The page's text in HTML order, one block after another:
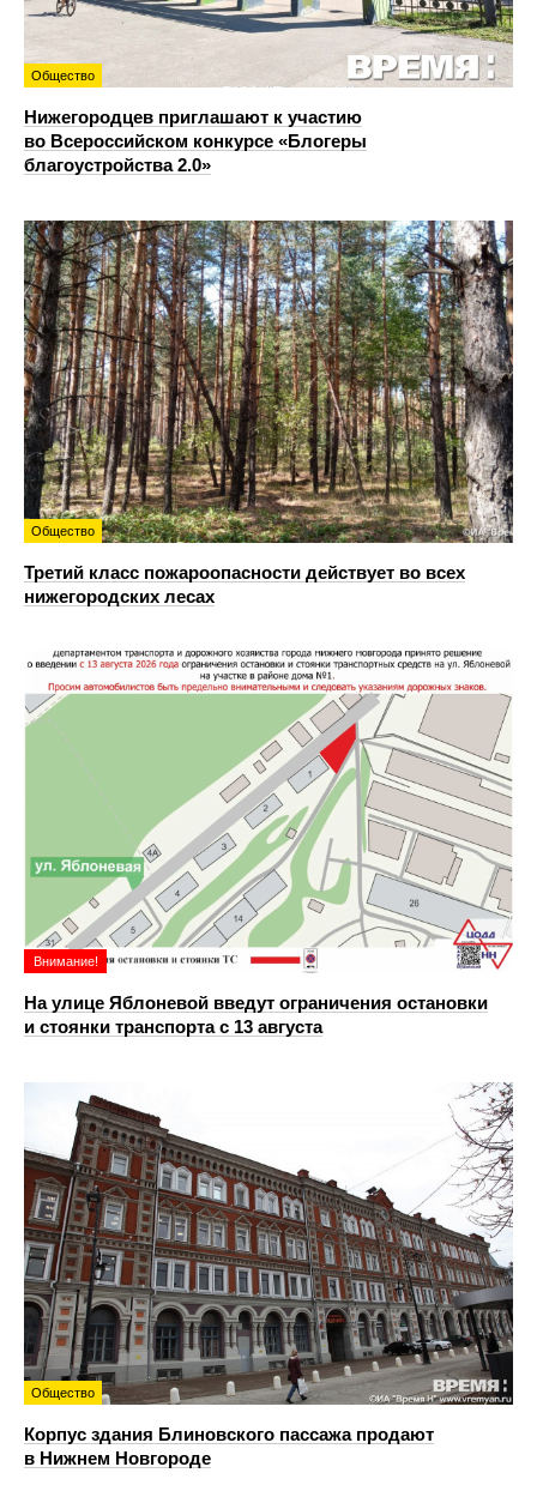
Общество
Нижегородцев приглашают к участию
во Всероссийском конкурсе «Блогеры
благоустройства 2.0»
Общество
Третий класс пожароопасности действует во всех
нижегородских лесах
Внимание!
На улице Яблоневой введут ограничения остановки
и стоянки транспорта с 13 августа
Общество
Корпус здания Блиновского пассажа продают
в Нижнем Новгороде